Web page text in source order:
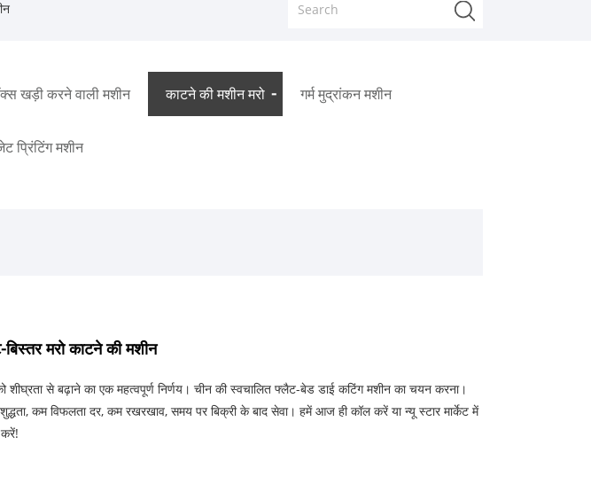
खड़ी करने वाली मशीन काटने की मशीन मरो गर्म मुद्रांकन मशीन
प्रिंटिंग मशीन
मरो काटने की मशीन
शीघ्रता से बढ़ाने का एक महत्वपूर्ण निर्णय। चीन की स्वचालित फ्लैट-बेड डाई कटिंग मशीन का चयन करना।
कम विफलता दर, कम रखरखाव, समय पर बिक्री के बाद सेवा। हमें आज ही कॉल करें या न्यू स्टार मार्केट में